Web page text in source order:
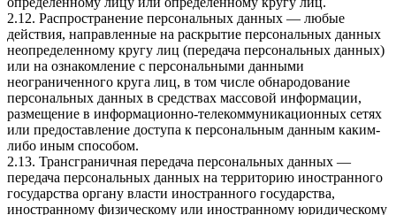
2.12. Распространение персональных данных — любые
действия, направленные на раскрытие персональных данных
неопределенному кругу лиц (передача персональных данных)
или на ознакомление с персональными данными
неограниченного круга лиц, в том числе обнародование
персональных данных в средствах массовой информации,
размещение в информационно-телекоммуникационных сетях
или предоставление доступа к персональным данным каким-
либо иным способом.
2.13. Трансграничная передача персональных данных —
передача персональных данных на территорию иностранного
государства органу власти иностранного государства,
иностранному физическому или иностранному юридическому